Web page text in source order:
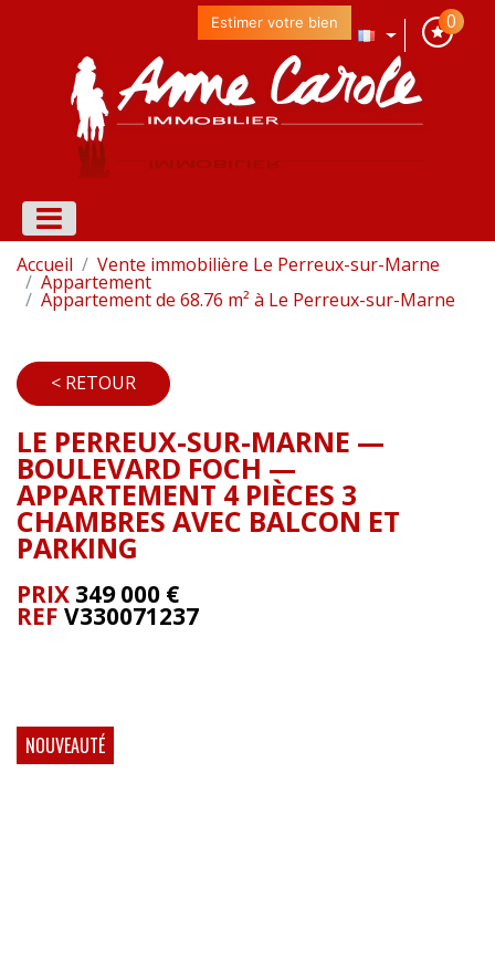
0
Estimer votre bien
Accueil Vente immobilière Le Perreux-sur-Marne
Appartement
Appartement de 68.76 m² à Le Perreux-sur-Marne
< RETOUR
LE PERREUX-SUR-MARNE —
BOULEVARD FOCH —
APPARTEMENT 4 PIÈCES 3
CHAMBRES AVEC BALCON ET
PARKING
PRIX 349 000 €
REF V330071237
NOUVEAUTÉ